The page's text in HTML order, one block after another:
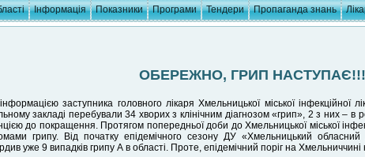
Інформація Показники Програми Тендери Пропаганда знань
ОБЕРЕЖНО, ГРИП НАСТУПАЄ!!!
заступника головного лікаря Хмельницької міської інфекційної
закладі перебували 34 хворих з клінічним діагнозом «грип», 2 з них – в
до покращення. Протягом попередньої доби до Хмельницької міської
грипу. Від початку епідемічного сезону ДУ «Хмельницький
уже 9 випадків грипу А в області. Проте, епідемічний поріг на